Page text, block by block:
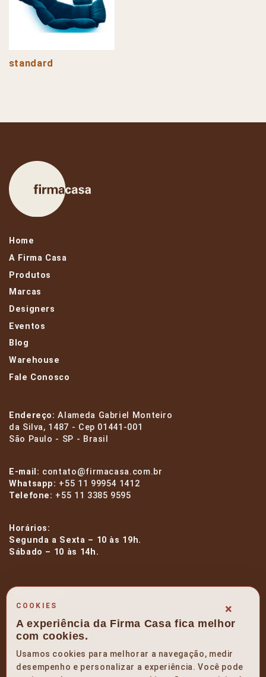
standard
Home
A Firma Casa
Produtos
Marcas
Designers
Eventos
Blog
Warehouse
Fale Conosco
Endereço:Alameda Gabriel Monteiro
da Silva, 1487 - Cep 01441-001
São Paulo - SP - Brasil
E-mail: contato@firmacasa.com.br
Whatsapp: +55 11 99954 1412
Telefone: +55 11 3385 9595
Horários:
Segunda a Sexta – 10 às 19h.
Sábado – 10 às 14h.
instagram
linkedin
×
COOKIES
A experiência da Firma Casa fica melhor
com cookies.
Usamos cookies para melhorar a navegação, medir
desempenho e personalizar a experiência. Você pode